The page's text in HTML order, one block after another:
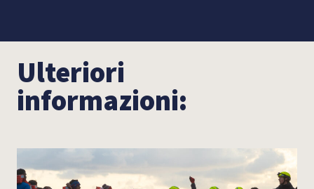
Ulteriori
informazioni: